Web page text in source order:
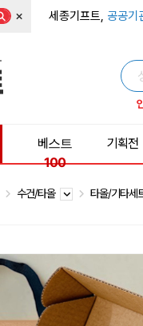
× 세종기프트, 공공기
베스트
100
기획전
수건/타올 타올/기타